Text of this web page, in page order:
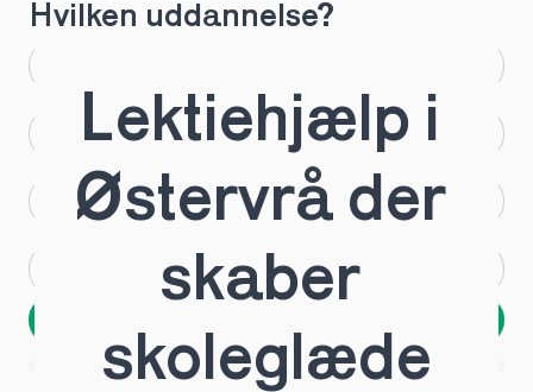
Hvilken uddannelse?
HTX HF
IB EUX
Andet Ved ikke
Spring over
1 ud af 9 for at finde den rette tutor
Lektiehjælp i
Østervrå der
skaber
skoleglæde